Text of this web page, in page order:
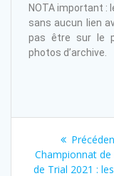
NOTA important
sans aucun lien
pas être sur le
photos d’archive.
Championnat de
de Trial 2021 :